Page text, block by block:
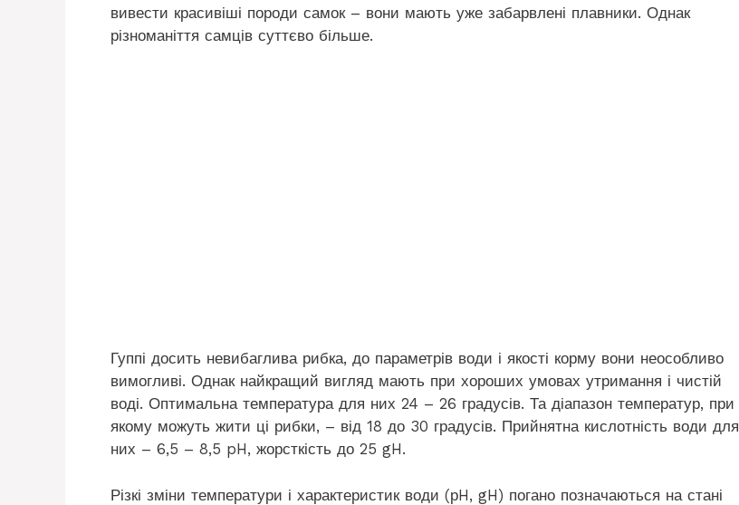
вивести красивіші породи самок – вони мають уже забарвлені плавники. Однак
різноманіття самців суттєво більше.
Гуппі досить невибаглива рибка, до параметрів води і якості корму вони неособливо
вимогливі. Однак найкращий вигляд мають при хороших умовах утримання і чистій
воді. Оптимальна температура для них 24 – 26 градусів. Та діапазон температур, при
якому можуть жити ці рибки, – від 18 до 30 градусів. Прийнятна кислотність води для
них – 6,5 – 8,5 pH, жорсткість до 25 gH.
Різкі зміни температури і характеристик води (рH, gH) погано позначаються на стані